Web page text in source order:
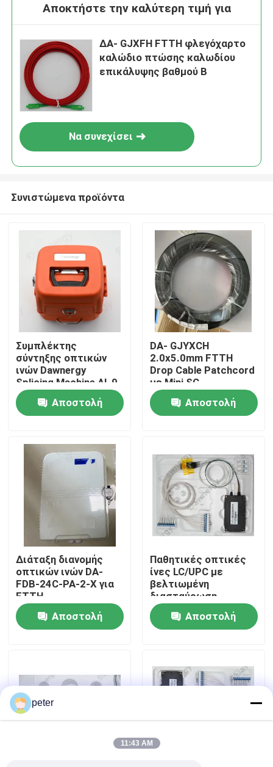
Σπίτι
Προϊόντα
Βίντεο
Περίπου εμείς
Γύρος εργοστασίων
Ποιοτικός έλεγχος
Ειδήσεις
Περιπτώσεις
Αποκτήστε την καλύτερη τιμή για
ΔΑ- GJXFH FTTH φλεγόχαρτο
καλώδιο πτώσης καλωδίου
επικάλυψης βαθμού Β
Να συνεχίσει
Συνιστώμενα προϊόντα
Συμπλέκτης
σύντηξης οπτικών
ινών Dawnergy
Splicing Machine AI-9
Αποστολή
DA- GJYXCH
2.0x5.0mm FTTH
Drop Cable Patchcord
με Mini SC
υδατοασφαλής
σύνδεσμος και
σωλήνα-μέσω
Αποστολή
Διάταξη διανομής
οπτικών ινών DA-
FDB-24C-PA-2-X για
FTTH
Αποστολή
Παθητικές οπτικές
ίνες LC/UPC με
βελτιωμένη
διασταύρωση
Αποστολή
peter
11:43 AM